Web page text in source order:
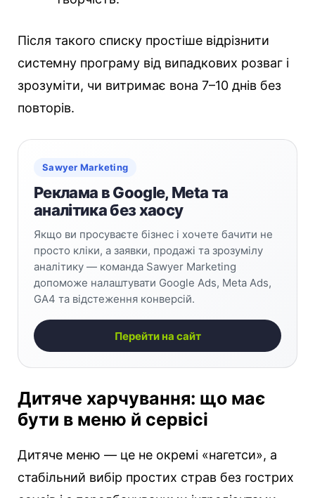
Після такого списку простіше відрізнити
системну програму від випадкових розваг і
зрозуміти, чи витримає вона 7–10 днів без
повторів.
Sawyer Marketing
Реклама в Google, Meta та
аналітика без хаосу
Якщо ви просуваєте бізнес і хочете бачити не
просто кліки, а заявки, продажі та зрозумілу
аналітику — команда Sawyer Marketing
допоможе налаштувати Google Ads, Meta Ads,
GA4 та відстеження конверсій.
Перейти на сайт
Дитяче харчування: що має
бути в меню й сервісі
Дитяче меню — це не окремі «нагетси», а
стабільний вибір простих страв без гострих